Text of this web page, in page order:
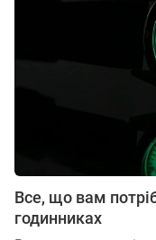
Все, що вам
годинниках